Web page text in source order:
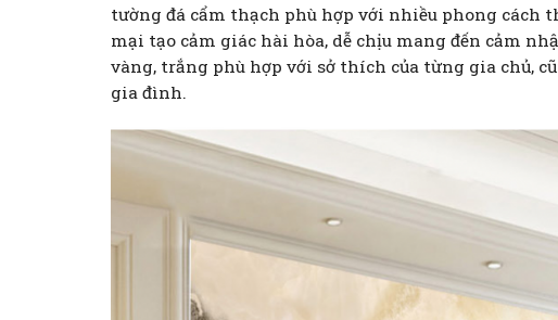
tường đá cẩm thạch phù hợp với nhiều phong
mại tạo cảm giác hài hòa, dễ chịu mang đến cảm
vàng, trắng phù hợp với sở thích của từng gia chủ,
gia đình.